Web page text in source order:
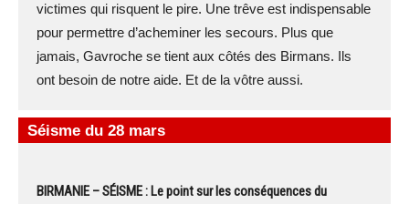
victimes qui risquent le pire. Une trêve est indispensable
pour permettre d’acheminer les secours. Plus que
jamais, Gavroche se tient aux côtés des Birmans. Ils
ont besoin de notre aide. Et de la vôtre aussi.
Séisme du 28 mars
BIRMANIE – SÉISME : Le point sur les conséquences du